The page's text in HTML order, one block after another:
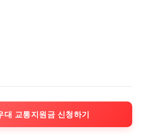
대 교통지원금 신청하기